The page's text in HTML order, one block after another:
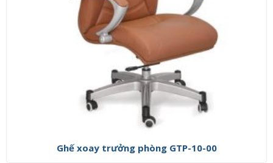
Ghế xoay trưởng phòng GTP-10-00